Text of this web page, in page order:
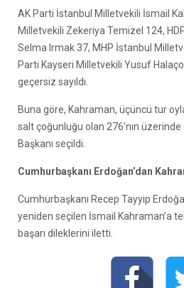
AK Parti İstanbul Milletvekili İsmail
Milletvekili Zekeriya Temizel 124,
Selma Irmak 37, MHP İstanbul
Parti Kayseri Milletvekili Yusuf
geçersiz sayıldı.
Buna göre, Kahraman, üçüncü tur
salt çoğunluğu olan 276’nın
Başkanı seçildi.
Cumhurbaşkanı Erdoğan’dan
Cumhurbaşkanı Recep Tayyip
yeniden seçilen İsmail Kahraman’a
başarı dileklerini iletti.